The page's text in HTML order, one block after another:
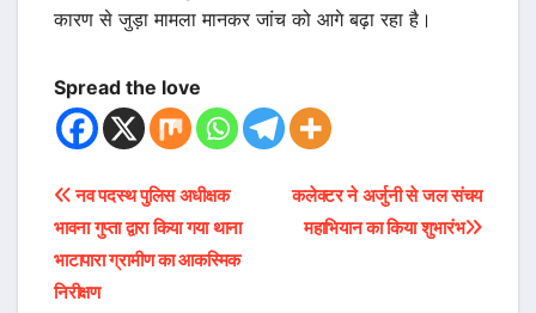
कारण से जुड़ा मामला मानकर जांच को आगे बढ़ा रहा है।
Spread the love
Post
navigation
कलेक्टर ने अर्जुनी से जल संचय
महाभियान का किया शुभारंभ
नव पदस्थ पुलिस अधीक्षक
भावना गुप्ता द्वारा किया गया थाना
भाटापारा ग्रामीण का आकस्मिक
निरीक्षण